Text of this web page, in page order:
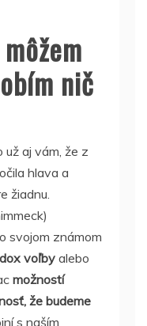
nič
aj vám, že z
hlava a
žiadnu.
svojom známom
voľby alebo
možností
že budeme
s naším